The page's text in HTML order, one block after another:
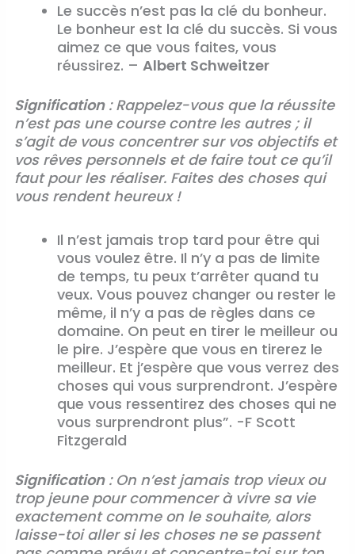
Le succès n’est pas la clé du bonheur.
Le bonheur est la clé du succès. Si vous
aimez ce que vous faites, vous
réussirez. – Albert Schweitzer
Signification: Rappelez-vous que la réussite
n’est pas une course contre les autres ; il
s’agit de vous concentrer sur vos objectifs et
vos rêves personnels et de faire tout ce qu’il
faut pour les réaliser. Faites des choses qui
vous rendent heureux !
Il n’est jamais trop tard pour être qui
vous voulez être. Il n’y a pas de limite
de temps, tu peux t’arrêter quand tu
veux. Vous pouvez changer ou rester le
même, il n’y a pas de règles dans ce
domaine. On peut en tirer le meilleur ou
le pire. J’espère que vous en tirerez le
meilleur. Et j’espère que vous verrez des
choses qui vous surprendront. J’espère
que vous ressentirez des choses qui ne
vous surprendront plus”. -F Scott
Fitzgerald
Signification: On n’est jamais trop vieux ou
trop jeune pour commencer à vivre sa vie
exactement comme on le souhaite, alors
laisse-toi aller si les choses ne se passent